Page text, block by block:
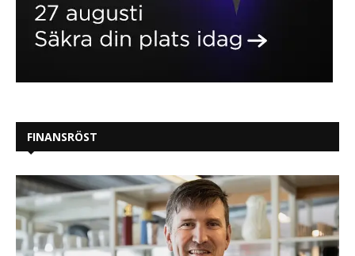
FINANSRÖST